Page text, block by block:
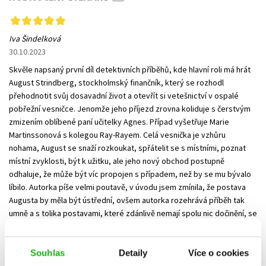
Souhlas Detaily Více o cookies
Iva Šindelková
30.10.2023
Skvěle napsaný první díl detektivních příběhů, kde hlavní roli má hrát
August Strindberg, stockholmský finančník, který se rozhodl
přehodnotit svůj dosavadní život a otevřít si vetešnictví v ospalé
pobřežní vesničce. Jenomže jeho příjezd zrovna koliduje s čerstvým
zmizením oblíbené paní učitelky Agnes. Případ vyšetřuje Marie
Martinssonová s kolegou Ray-Rayem. Celá vesnička je vzhůru
nohama, August se snaží rozkoukat, spřátelit se s místními, poznat
místní zvyklosti, být k užitku, ale jeho nový obchod postupně
odhaluje, že může být víc propojen s případem, než by se mu bývalo
líbilo. Autorka píše velmi poutavě, v úvodu jsem zmínila, že postava
Augusta by měla být ústřední, ovšem autorka rozehrává příběh tak
umně a s tolika postavami, které zdánlivě nemají spolu nic dočinění, se
postavy jsou hlavní a velmi ochotně přistoupí na hru, kdo asi má ze
všech potencionálních pachatelů důvod a jakou mírou byl kdo do